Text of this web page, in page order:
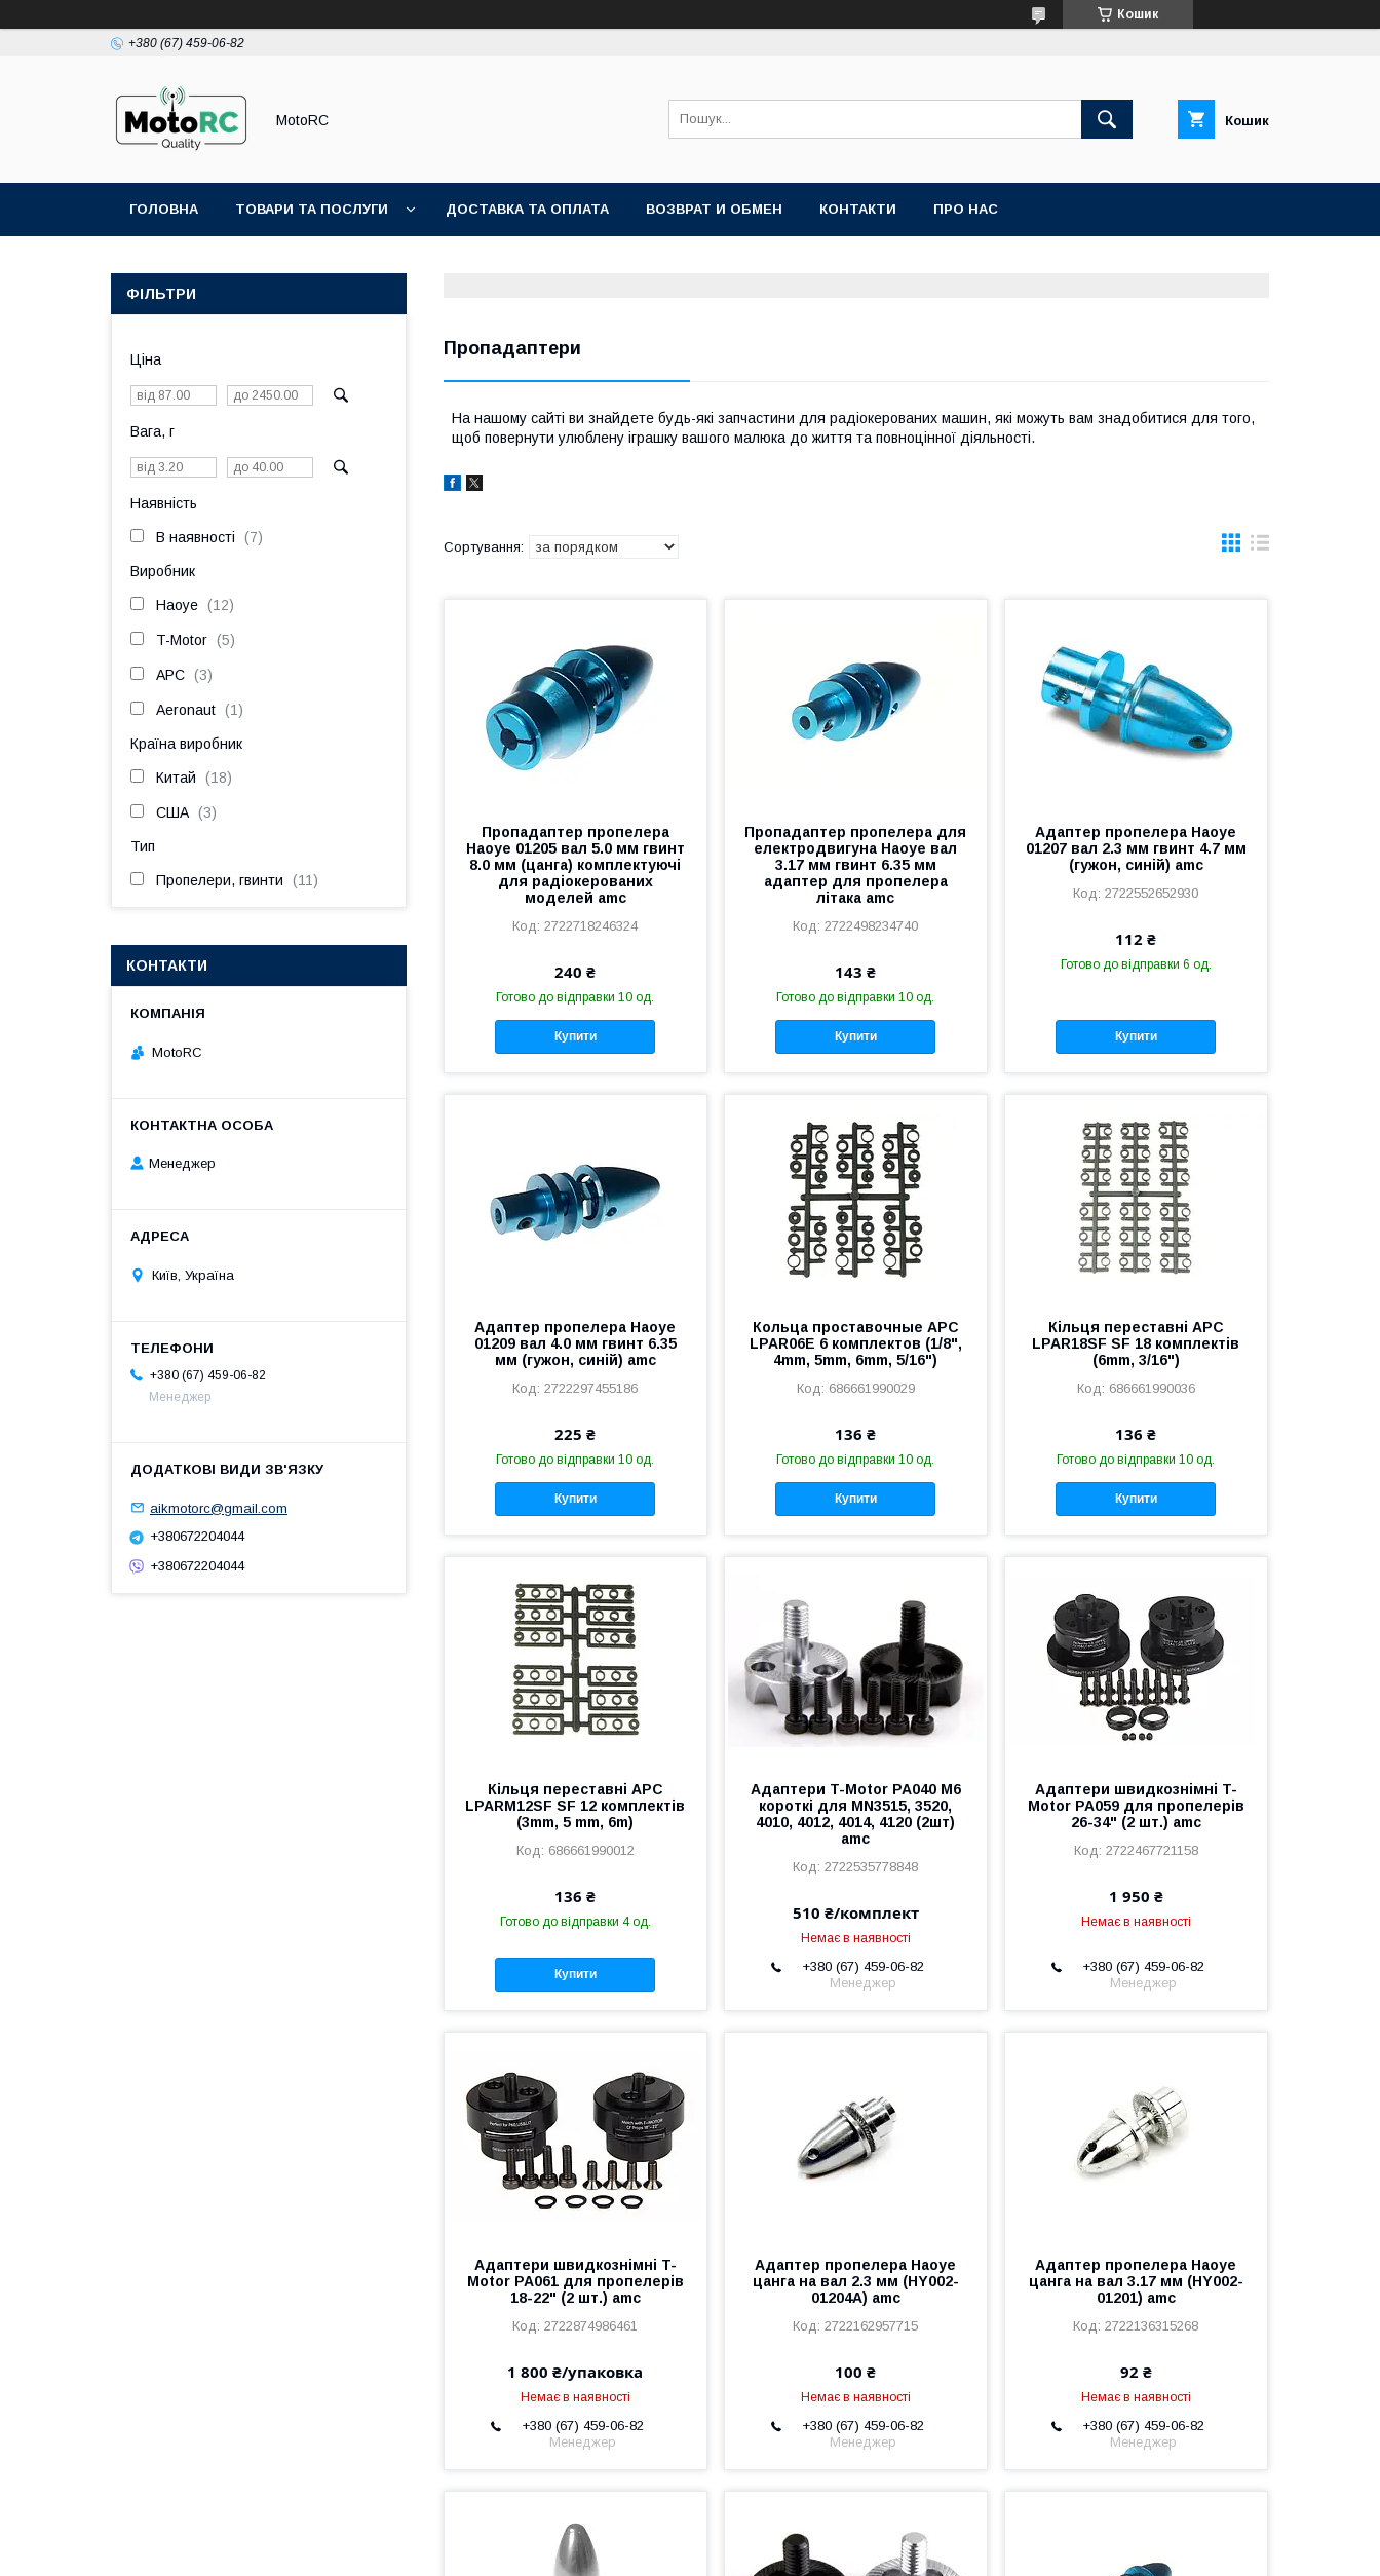
Кошик
+380 (67) 459-06-82
MotoRC Кошик
ГОЛОВНА ТОВАРИ ТА ПОСЛУГИ ДОСТАВКА ТА ОПЛАТА ВОЗВРАТ И ОБМЕН КОНТАКТИ ПРО НАС
Пропадаптери
На нашому сайті ви знайдете будь-які запчастини для радіокерованих машин, які можуть вам знадобитися для того,
щоб повернути улюблену іграшку вашого малюка до життя та повноцінної діяльності.
Пропадаптер пропелера
Haoye 01205 вал 5.0 мм гвинт
8.0 мм (цанга) комплектуючі
для радіокерованих
моделей amc
2722718246324
240 ₴
Готово до відправки 10 од.
Купити
Пропадаптер пропелера для
електродвигуна Haoye вал
3.17 мм гвинт 6.35 мм
адаптер для пропелера
літака amc
2722498234740
143 ₴
Готово до відправки 10 од.
Купити
Адаптер пропелера Haoye
01207 вал 2.3 мм гвинт 4.7 мм
(гужон, синій) amc
2722552652930
112 ₴
Готово до відправки 6 од.
Купити
Адаптер пропелера Haoye
01209 вал 4.0 мм гвинт 6.35
мм (гужон, синій) amc
2722297455186
225 ₴
Готово до відправки 10 од.
Купити
Кольца проставочные APC
LPAR06E 6 комплектов (1/8",
4mm, 5mm, 6mm, 5/16")
686661990029
136 ₴
Готово до відправки 10 од.
Купити
Кільця переставні APC
LPAR18SF SF 18 комплектів
(6mm, 3/16")
686661990036
136 ₴
Готово до відправки 10 од.
Купити
Кільця переставні APC
LPARM12SF SF 12 комплектів
(3mm, 5 mm, 6m)
686661990012
136 ₴
Готово до відправки 4 од.
Купити
Адаптери T-Motor PA040 M6
короткі для MN3515, 3520,
4010, 4012, 4014, 4120 (2шт)
amc
2722535778848
510 ₴/комплект
Немає в наявності
+380 (67) 459-06-82
Менеджер
Адаптери швидкознімні T-
Motor PA059 для пропелерів
26-34" (2 шт.) amc
2722467721158
1 950 ₴
Немає в наявності
+380 (67) 459-06-82
Менеджер
Адаптери швидкознімні T-
Motor PA061 для пропелерів
18-22" (2 шт.) amc
2722874986461
1 800 ₴/упаковка
Немає в наявності
+380 (67) 459-06-82
Менеджер
Адаптер пропелера Haoye
цанга на вал 2.3 мм (HY002-
01204A) amc
2722162957715
100 ₴
Немає в наявності
+380 (67) 459-06-82
Менеджер
Адаптер пропелера Haoye
цанга на вал 3.17 мм (HY002-
01201) amc
2722136315268
92 ₴
Немає в наявності
+380 (67) 459-06-82
Менеджер
ФІЛЬТРИ
Ціна
Вага, г
Наявність
В наявності 7
Виробник
Haoye 12
T-Motor 5
APC 3
Aeronaut 1
Країна виробник
Китай 18
США 3
Тип
Пропелери, гвинти 11
КОНТАКТИ
MotoRC
Менеджер
Київ, Україна
+380 (67) 459-06-82
Менеджер
aikmotorc@gmail.com
+380672204044
+380672204044